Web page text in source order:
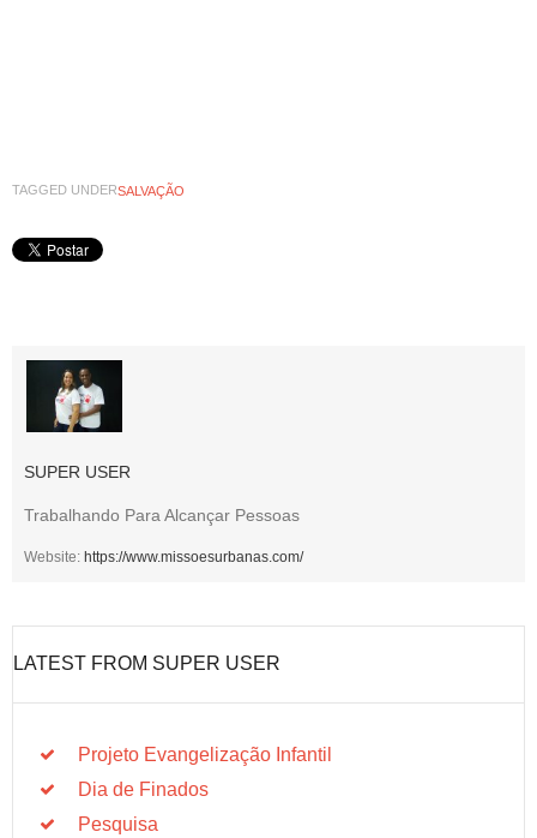
TAGGED UNDERSALVAÇÃO
SUPER USER
Trabalhando Para Alcançar Pessoas
Website: https://www.missoesurbanas.com/
LATEST FROM SUPER USER
Projeto Evangelização Infantil
Dia de Finados
Pesquisa